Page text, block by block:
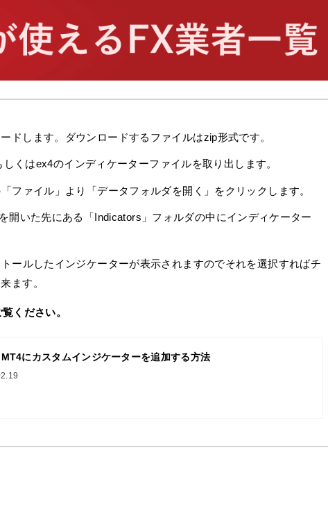
ドします。ダウンロードするファイルはzip形式です。
くはex4のインディケーターファイルを取り出します。
ファイル」より「データフォルダを開く」をクリックします。
開いた先にある「Indicators」フォルダの中にインディケーター
ールしたインジケーターが表示されますのでそれを選択すればチ
ます。
ください。
MT4にカスタムインジケーターを追加する方法